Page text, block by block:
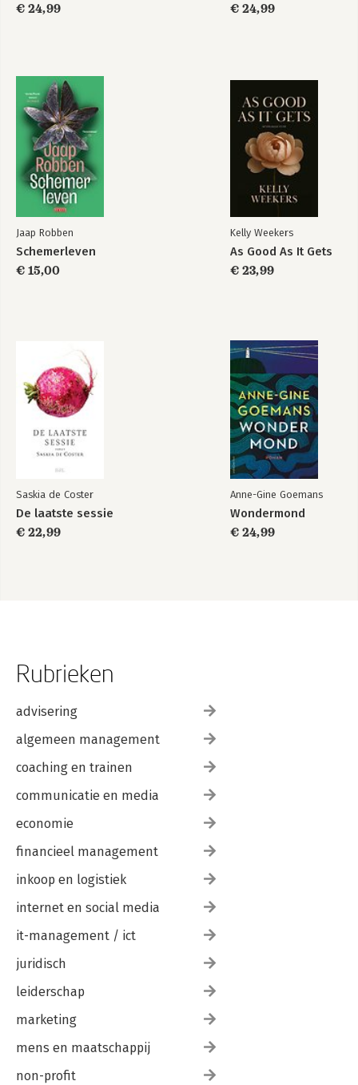
€ 24,99 € 24,99
Jaap Robben
Schemerleven
€ 15,00
Kelly Weekers
As Good As It Gets
€ 23,99
Saskia de Coster
De laatste sessie
€ 22,99
Anne-Gine Goemans
Wondermond
€ 24,99
Rubrieken
advisering
algemeen management
coaching en trainen
communicatie en media
economie
financieel management
inkoop en logistiek
internet en social media
it-management / ict
juridisch
leiderschap
marketing
mens en maatschappij
non-profit